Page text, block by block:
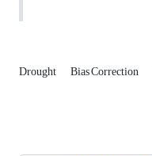
Drought Bias Correction